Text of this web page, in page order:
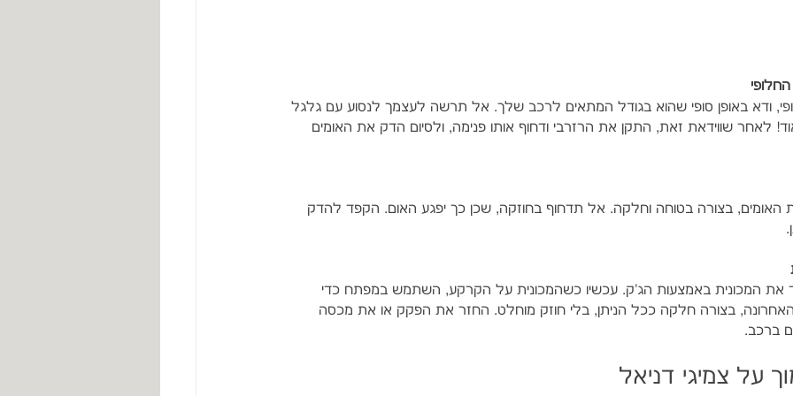
ודא באופן סופי שהוא בגודל המתאים לרכב שלך. אל תרשה לעצמך לנסוע עם גלגל
לאחר שווידאת זאת, התקן את הרזרבי ודחוף אותו פנימה, ולסיום הדק את האומים
בצורה בטוחה וחלקה. אל תדחוף בחוזקה, שכן כך יפגע האום. הקפד להדק
את המכונית באמצעות הג'ק. עכשיו כשהמכונית על הקרקע, השתמש במפתח כדי
בצורה חלקה ככל הניתן, בלי חוזק מוחלט. החזר את הפקק או את מכסה
ברכב.
על צמיגי דניאל